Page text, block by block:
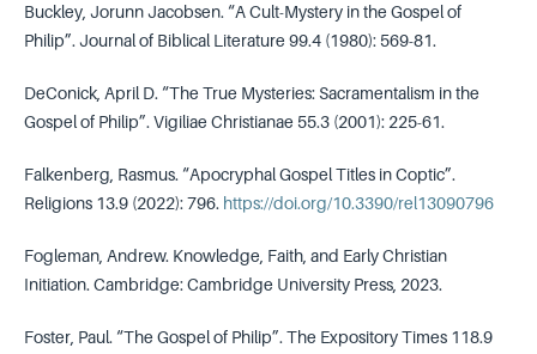
Buckley, Jorunn Jacobsen. “A Cult-Mystery in the Gospel of
Philip”. Journal of Biblical Literature 99.4 (1980): 569-81.
DeConick, April D. “The True Mysteries: Sacramentalism in the
Gospel of Philip”. Vigiliae Christianae 55.3 (2001): 225-61.
Falkenberg, Rasmus. “Apocryphal Gospel Titles in Coptic”.
Religions 13.9 (2022): 796. https://doi.org/10.3390/rel13090796
Fogleman, Andrew. Knowledge, Faith, and Early Christian
Initiation. Cambridge: Cambridge University Press, 2023.
Foster, Paul. “The Gospel of Philip”. The Expository Times 118.9